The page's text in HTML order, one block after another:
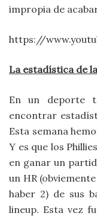
impropia de
https://
La estadística de
En un deporte
encontrar
Esta semana
Y es que los
en ganar un
un HR
haber 2) de sus
lineup. Esta vez